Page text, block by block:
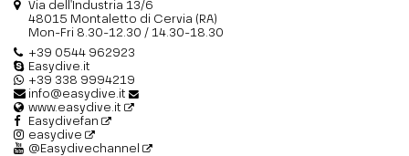
Via dell'Industria 13/6
48015 Montaletto di Cervia (RA)
Mon-Fri 8.30-12.30 / 14.30-18.30
+39 0544 962923
Easydive.it
+39 338 9994219
info@easydive.it
www.easydive.it
Easydivefan
easydive
@Easydivechannel